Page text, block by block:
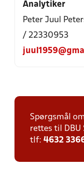
Analytiker
Peter Juul
/ 22330953
Spørgsmål
rettes til DBU
tlf: 4632